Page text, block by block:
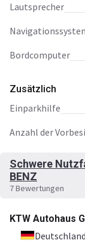
Lautsprecher
Bordcomputer
Zusätzlich
Einparkhilfe
Anzahl der
Schwere
BENZ
7 Bewertungen
KTW Autohaus
Deutschland